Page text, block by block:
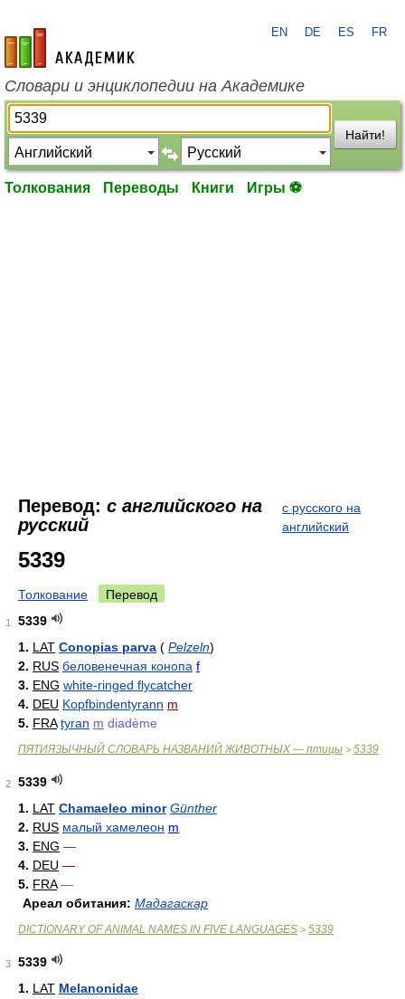
academic.ru
EN DE ES FR
Словари и энциклопедии на Академике
Найти!
Толкования Переводы Книги Игры ⚽
Перевод: с английского на
русский
с русского на
английский
5339
Толкование Перевод
1
5339
1. LAT Conopias parva ( Pelzeln)
2. RUS беловенечная конопа f
3. ENG white-ringed flycatcher
4. DEU Kopfbindentyrann m
5. FRA tyran m diadème
ПЯТИЯЗЫЧНЫЙ СЛОВАРЬ НАЗВАНИЙ ЖИВОТНЫХ — птицы > 5339
2
5339
1. LAT Chamaeleo minor Günther
2. RUS малый хамелеон m
3. ENG —
4. DEU —
5. FRA —
Ареал обитания: Мадагаскар
DICTIONARY OF ANIMAL NAMES IN FIVE LANGUAGES > 5339
3
5339
1. LAT Melanonidae